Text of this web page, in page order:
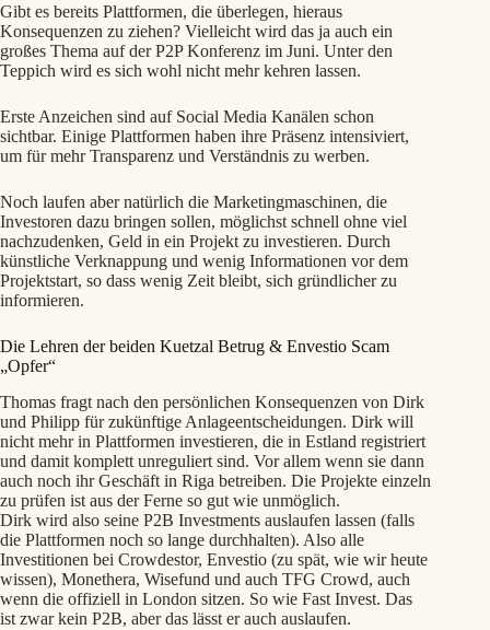
Gibt es bereits Plattformen, die überlegen, hieraus
Konsequenzen zu ziehen? Vielleicht wird das ja auch ein
großes Thema auf der P2P Konferenz im Juni. Unter den
Teppich wird es sich wohl nicht mehr kehren lassen.
Erste Anzeichen sind auf Social Media Kanälen schon
sichtbar. Einige Plattformen haben ihre Präsenz intensiviert,
um für mehr Transparenz und Verständnis zu werben.
Noch laufen aber natürlich die Marketingmaschinen, die
Investoren dazu bringen sollen, möglichst schnell ohne viel
nachzudenken, Geld in ein Projekt zu investieren. Durch
künstliche Verknappung und wenig Informationen vor dem
Projektstart, so dass wenig Zeit bleibt, sich gründlicher zu
informieren.
Die Lehren der beiden Kuetzal Betrug & Envestio Scam
„Opfer“
Thomas fragt nach den persönlichen Konsequenzen von Dirk
und Philipp für zukünftige Anlageentscheidungen. Dirk will
nicht mehr in Plattformen investieren, die in Estland registriert
und damit komplett unreguliert sind. Vor allem wenn sie dann
auch noch ihr Geschäft in Riga betreiben. Die Projekte einzeln
zu prüfen ist aus der Ferne so gut wie unmöglich.
Dirk wird also seine P2B Investments auslaufen lassen (falls
die Plattformen noch so lange durchhalten). Also alle
Investitionen bei Crowdestor, Envestio (zu spät, wie wir heute
wissen), Monethera, Wisefund und auch TFG Crowd, auch
wenn die offiziell in London sitzen. So wie Fast Invest. Das
ist zwar kein P2B, aber das lässt er auch auslaufen.